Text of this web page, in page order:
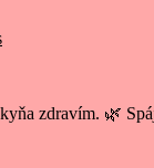
zdravím. 🌿